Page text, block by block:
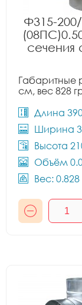
Ф315-
сечения
Габаритные
см, вес 828
Длина
Ширина
Высота
Объём
Вес: 0.828